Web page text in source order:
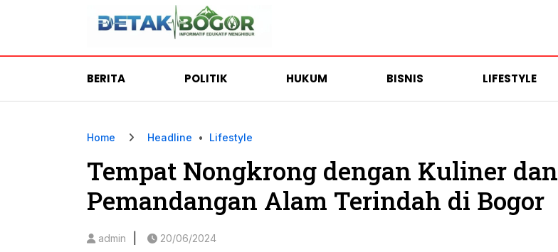
BERITA POLITIK HUKUM BISNIS LIFESTYLE
Home Headline • Lifestyle
Tempat Nongkrong dengan Kuliner dan
Pemandangan Alam Terindah di Bogor
admin 20/06/2024